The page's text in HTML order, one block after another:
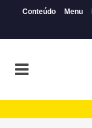
Conteúdo Menu